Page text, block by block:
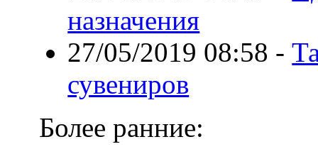
назначения
27/05/2019 08:58 -
сувениров
Более ранние: